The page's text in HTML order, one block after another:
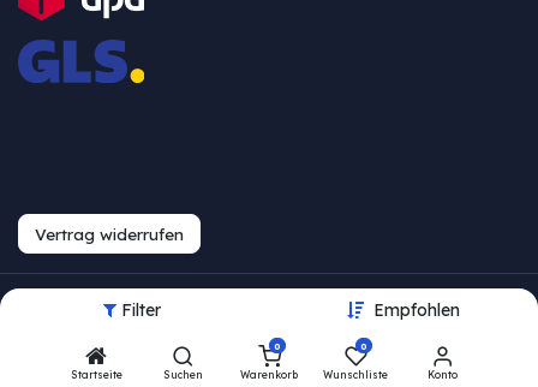
Filter Empfohlen
Startseite Suchen
0
Warenkorb
0
Wunschliste Konto
Vertrag widerrufen
Urheberrecht © Westfalia
Bearbeite Einstellungen